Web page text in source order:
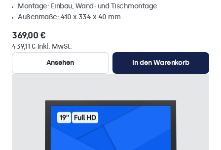
Montage: Einbau, Wand- und Tischmontage
Außenmaße: 410 x 334 x 40 mm
369,00 €
439,11 € inkl. MwSt.
Ansehen
In den Warenkorb